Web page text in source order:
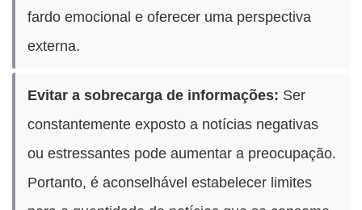
fardo emocional e oferecer uma perspectiva
externa.
Evitar a sobrecarga de informações: Ser
constantemente exposto a notícias negativas
ou estressantes pode aumentar a preocupação.
Portanto, é aconselhável estabelecer limites